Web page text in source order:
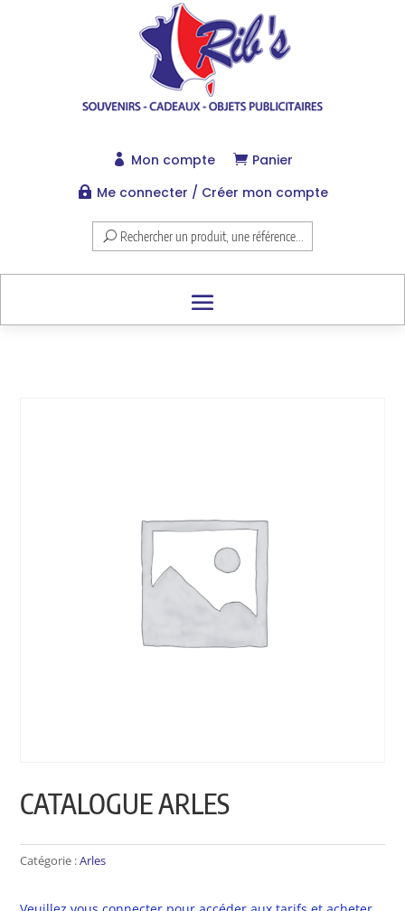
 Mon compte  Panier
 Me connecter / Créer mon compte
Rechercher un produit, une référence...
CATALOGUE ARLES
Catégorie :Arles